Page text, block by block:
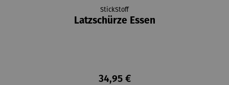
StickStoff
Latzschürze Essen
34,95 €